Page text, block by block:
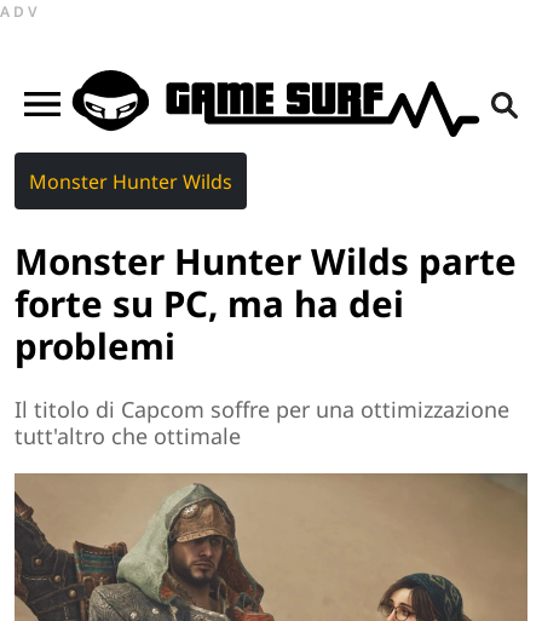
ADV
Monster Hunter Wilds
Monster Hunter Wilds parte
forte su PC, ma ha dei
problemi
Il titolo di Capcom soffre per una ottimizzazione
tutt'altro che ottimale